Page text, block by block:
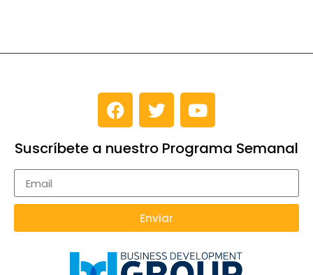
Suscríbete a nuestro Programa Semanal
Enviar